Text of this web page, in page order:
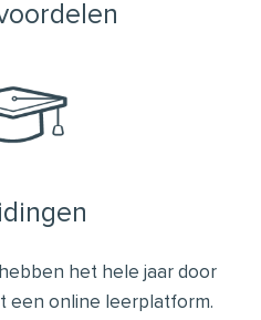
het hele jaar door
een online leerplatform.